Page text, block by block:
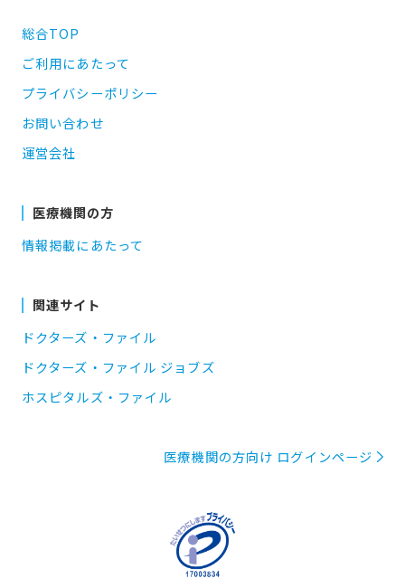
総合TOP
ご利用にあたって
プライバシーポリシー
お問い合わせ
運営会社
医療機関の方
情報掲載にあたって
関連サイト
ドクターズ・ファイル
ドクターズ・ファイル ジョブズ
ホスピタルズ・ファイル
医療機関の方向け ログインページ